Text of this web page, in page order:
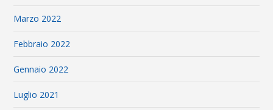
Marzo 2022
Febbraio 2022
Gennaio 2022
Luglio 2021